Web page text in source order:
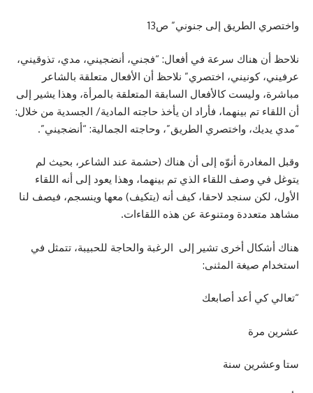
واختصري الطريق إلى جنوني” ص13
نلاحظ أن هناك سرعة في أفعال: “فجني، أنضجيني، مدي، تذوقيني،
عرفيني، كونيني، اختصري” نلاحظ أن الأفعال متعلقة بالشاعر
مباشرة، وليست كالأفعال السابقة المتعلقة بالمرأة، وهذا يشير إلى
أن اللقاء تم بينهما، فأراد ان يأخذ حاجته المادية/ الجسدية من خلال:
“مدي يديك، واختصري الطريق”، وحاجته الجمالية: “أنضجيني”.
وقبل المغادرة أنوّه إلى أن هناك (حشمة عند الشاعر، بحيث لم
يتوغل في وصف اللقاء الذي تم بينهما، وهذا يعود إلى أنه اللقاء
الأول، لكن سنجد لاحقا، كيف أنه (يتكيف) معها وينسجم، فيصف لنا
مشاهد متعددة ومتنوعة عن هذه اللقاءات.
هناك أشكال أخرى تشير إلى الرغبة والحاجة للحبيبة، تتمثل في
استخدام صيغة المثنى:
“تعالي كي أعد أصابعك
عشرين مرة
ستا وعشرين سنة